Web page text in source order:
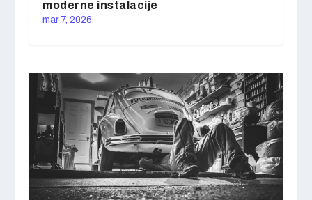
moderne instalacije
mar 7, 2026